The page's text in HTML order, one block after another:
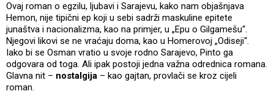
Ovaj roman o egzilu, ljubavi i Sarajevu, kako nam objašnjava
Hemon, nije tipični ep koji u sebi sadrži maskuline epitete
junaštva i nacionalizma, kao na primjer, u „Epu o Gilgamešu“.
Njegovi likovi se ne vraćaju doma, kao u Homerovoj „Odiseji“.
Iako bi se Osman vratio u svoje rodno Sarajevo, Pinto ga
odgovara od toga. Ali ipak postoji jedna važna odrednica romana.
Glavna nit – nostalgija – kao gajtan, provlači se kroz cijeli
roman.